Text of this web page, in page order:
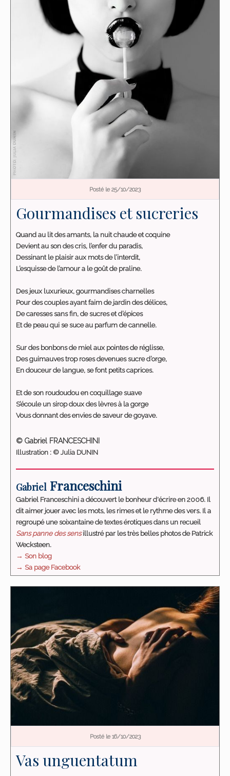
Posté le 25/10/2023
Gourmandises et sucreries
Quand au lit des amants, la nuit chaude et coquine
Devient au son des cris, l’enfer du paradis,
Dessinant le plaisir aux mots de l’interdit,
L’esquisse de l’amour a le goût de praline.
Des jeux luxurieux, gourmandises charnelles
Pour des couples ayant faim de jardin des délices,
De caresses sans fin, de sucres et d’épices
Et de peau qui se suce au parfum de cannelle.
Sur des bonbons de miel aux pointes de réglisse,
Des guimauves trop roses devenues sucre d’orge,
En douceur de langue, se font petits caprices.
Et de son roudoudou en coquillage suave
S’écoule un sirop doux des lèvres à la gorge
Vous donnant des envies de saveur de goyave.
© Gabriel FRANCESCHINI
Illustration : © Julia DUNIN
Gabriel Franceschini
Gabriel Franceschini a découvert le bonheur d'écrire en 2006. Il
dit aimer jouer avec les mots, les rimes et le rythme des vers. Il a
regroupé une soixantaine de textes érotiques dans un recueil
Sans panne des sensillustré par les très belles photos de Patrick
Wecksteen.
→ Son blog
→ Sa page Facebook
Posté le 16/10/2023
Vas unguentatum